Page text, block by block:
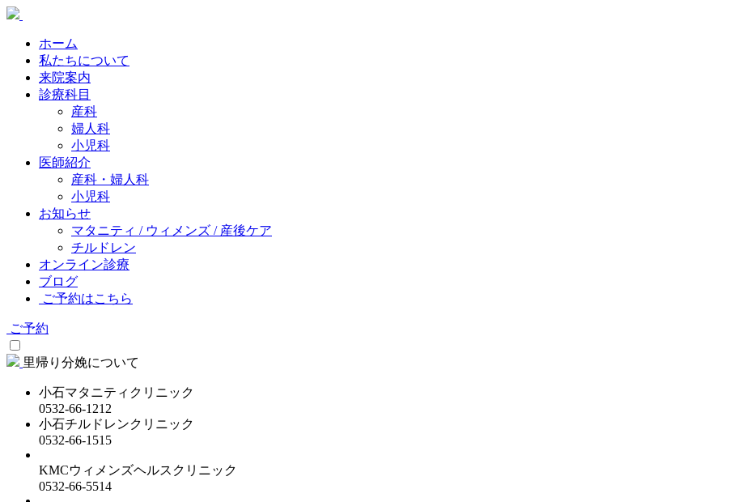
ホーム
私たちについて
来院案内
診療科目
産科
婦人科
小児科
医師紹介
産科・婦人科
小児科
お知らせ
マタニティ / ウィメンズ / 産後ケア
チルドレン
オンライン診療
ブログ
ご予約はこちら
ご予約
里帰り分娩について
小石マタニティクリニック
0532-66-1212
小石チルドレンクリニック
0532-66-1515
KMCウィメンズヘルスクリニック
0532-66-5514